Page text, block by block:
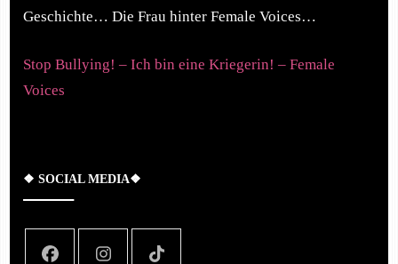
Geschichte… Die Frau hinter Female Voices…
Stop Bullying! – Ich bin eine Kriegerin! – Female
Voices
❖ SOCIAL MEDIA❖